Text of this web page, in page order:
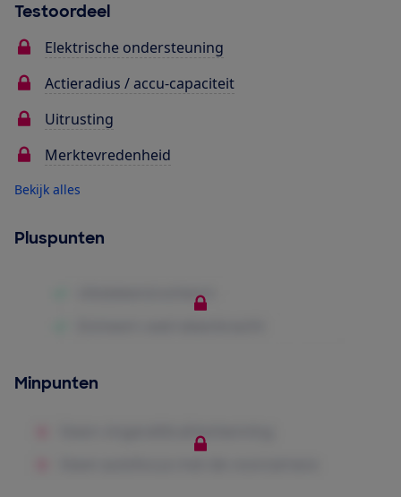
Testoordeel
Elektrische ondersteuning
Actieradius / accu-capaciteit
Uitrusting
Merktevredenheid
Bekijk alles
Pluspunten
Minpunten